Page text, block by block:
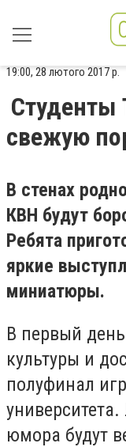
19:00, 28 лютого 2017 р.
Студенты
свежую
В стенах
КВН будут
Ребята
яркие
миниатюры.
В первый
культуры и
полуфинал
юмора будут